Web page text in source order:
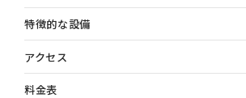
特徴的な設備
アクセス
料金表